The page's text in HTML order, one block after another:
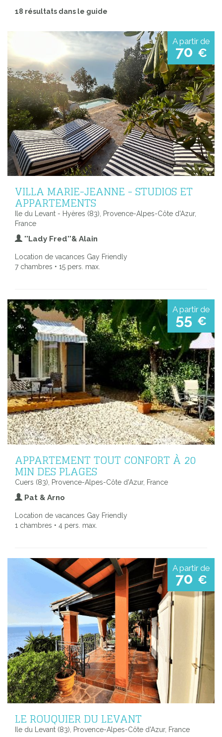
18 résultats dans le guide
A partir de
70 €
VILLA MARIE-JEANNE - STUDIOS ET
APPARTEMENTS
Ile du Levant - Hyères (83), Provence-Alpes-Côte d'Azur,
France
''Lady Fred''& Alain
Location de vacances Gay Friendly
7 chambres • 15 pers. max.
A partir de
55 €
APPARTEMENT TOUT CONFORT À 20
MIN DES PLAGES
Cuers (83), Provence-Alpes-Côte d'Azur, France
Pat & Arno
Location de vacances Gay Friendly
1 chambres • 4 pers. max.
A partir de
70 €
LE ROUQUIER DU LEVANT
Ile du Levant (83), Provence-Alpes-Côte d'Azur, France